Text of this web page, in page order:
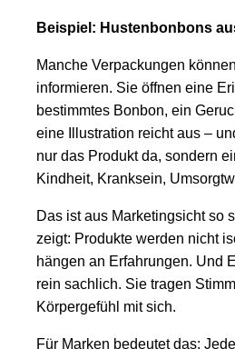
Beispiel: Hustenbonbons
Manche Verpackungen
informieren. Sie öffnen eine
bestimmtes Bonbon, ein
eine Illustration reicht aus –
nur das Produkt da, sondern
Kindheit, Kranksein,
Das ist aus Marketingsicht so
zeigt: Produkte werden nicht
hängen an Erfahrungen. Und
rein sachlich. Sie tragen
Körpergefühl mit sich.
Für Marken bedeutet das: